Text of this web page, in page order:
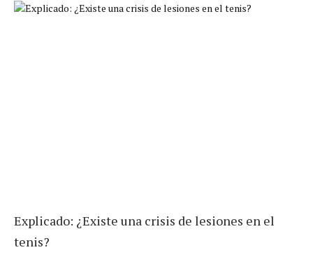
Explicado: ¿Existe una crisis de lesiones en el
tenis?